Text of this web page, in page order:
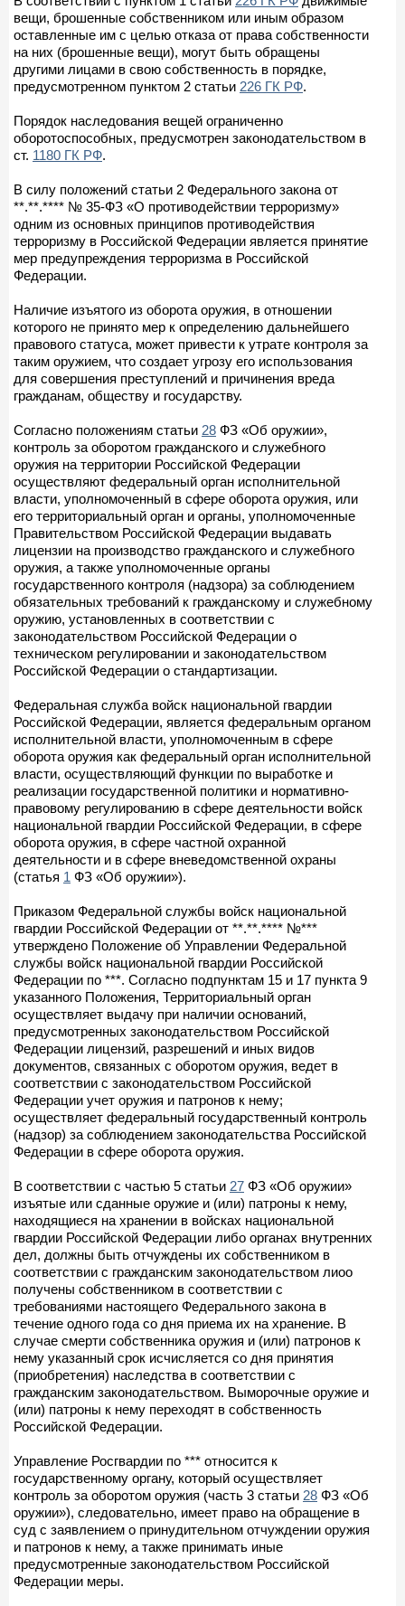
вещи, брошенные собственником или иным образом
оставленные им с целью отказа от права собственности
на них (брошенные вещи), могут быть обращены
другими лицами в свою собственность в порядке,
предусмотренном пунктом 2 статьи 226 ГК РФ.
Порядок наследования вещей ограниченно
оборотоспособных, предусмотрен законодательством в
ст. 1180 ГК РФ.
В силу положений статьи 2 Федерального закона от
**.**.**** № 35-ФЗ «О противодействии терроризму»
одним из основных принципов противодействия
терроризму в Российской Федерации является принятие
мер предупреждения терроризма в Российской
Федерации.
Наличие изъятого из оборота оружия, в отношении
которого не принято мер к определению дальнейшего
правового статуса, может привести к утрате контроля за
таким оружием, что создает угрозу его использования
для совершения преступлений и причинения вреда
гражданам, обществу и государству.
Согласно положениям статьи 28 ФЗ «Об оружии»,
контроль за оборотом гражданского и служебного
оружия на территории Российской Федерации
осуществляют федеральный орган исполнительной
власти, уполномоченный в сфере оборота оружия, или
его территориальный орган и органы, уполномоченные
Правительством Российской Федерации выдавать
лицензии на производство гражданского и служебного
оружия, а также уполномоченные органы
государственного контроля (надзора) за соблюдением
обязательных требований к гражданскому и служебному
оружию, установленных в соответствии с
законодательством Российской Федерации о
техническом регулировании и законодательством
Российской Федерации о стандартизации.
Федеральная служба войск национальной гвардии
Российской Федерации, является федеральным органом
исполнительной власти, уполномоченным в сфере
оборота оружия как федеральный орган исполнительной
власти, осуществляющий функции по выработке и
реализации государственной политики и нормативно-
правовому регулированию в сфере деятельности войск
национальной гвардии Российской Федерации, в сфере
оборота оружия, в сфере частной охранной
деятельности и в сфере вневедомственной охраны
(статья 1 ФЗ «Об оружии»).
Приказом Федеральной службы войск национальной
гвардии Российской Федерации от **.**.**** №***
утверждено Положение об Управлении Федеральной
службы войск национальной гвардии Российской
Федерации по ***. Согласно подпунктам 15 и 17 пункта 9
указанного Положения, Территориальный орган
осуществляет выдачу при наличии оснований,
предусмотренных законодательством Российской
Федерации лицензий, разрешений и иных видов
документов, связанных с оборотом оружия, ведет в
соответствии с законодательством Российской
Федерации учет оружия и патронов к нему;
осуществляет федеральный государственный контроль
(надзор) за соблюдением законодательства Российской
Федерации в сфере оборота оружия.
В соответствии с частью 5 статьи 27 ФЗ «Об оружии»
изъятые или сданные оружие и (или) патроны к нему,
находящиеся на хранении в войсках национальной
гвардии Российской Федерации либо органах внутренних
дел, должны быть отчуждены их собственником в
соответствии с гражданским законодательством лиоо
получены собственником в соответствии с
требованиями настоящего Федерального закона в
течение одного года со дня приема их на хранение. В
случае смерти собственника оружия и (или) патронов к
нему указанный срок исчисляется со дня принятия
(приобретения) наследства в соответствии с
гражданским законодательством. Выморочные оружие и
(или) патроны к нему переходят в собственность
Российской Федерации.
Управление Росгвардии по *** относится к
государственному органу, который осуществляет
контроль за оборотом оружия (часть 3 статьи 28 ФЗ «Об
оружии»), следовательно, имеет право на обращение в
суд с заявлением о принудительном отчуждении оружия
и патронов к нему, а также принимать иные
предусмотренные законодательством Российской
Федерации меры.